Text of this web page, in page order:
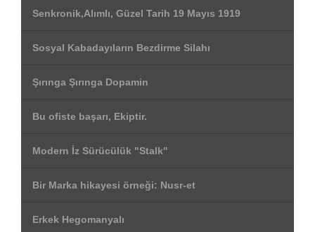
Senkronik,Alımlı, Güzel Tarih 19 Mayıs 1919
Sosyal Kabadayıların Bezdirme Silahı
Şırınga Şırınga Dopamin
Bu ofiste başarı, Ekiptir.
Modern İz Sürücülük "Stalk"
Bir Marka hikayesi örneği: Nusr-et
Erkek Hegomanyalı